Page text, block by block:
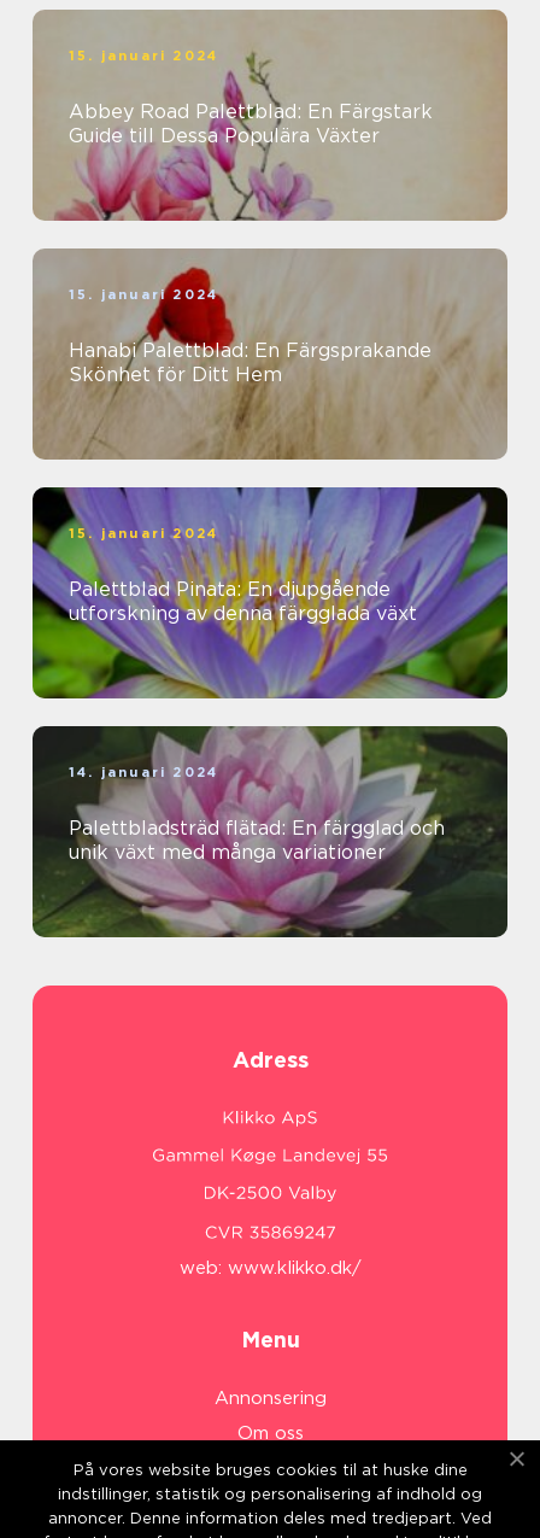
15. januari 2024
Abbey Road Palettblad: En Färgstark
Guide till Dessa Populära Växter
15. januari 2024
Hanabi Palettblad: En Färgsprakande
Skönhet för Ditt Hem
15. januari 2024
Palettblad Pinata: En djupgående
utforskning av denna färgglada växt
14. januari 2024
Palettbladsträd flätad: En färgglad och
unik växt med många variationer
Adress
web: www.klikko.dk/
Menu
Annonsering
Om oss
Cookies
Kontakta oss
På vores website bruges cookies til at huske dine
indstillinger, statistik og personalisering af indhold og
annoncer. Denne information deles med tredjepart. Ved